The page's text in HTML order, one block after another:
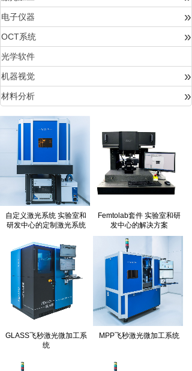
电子仪器 »
OCT系统 »
光学软件
机器视觉 »
材料分析 »
自定义激光系统 实验室和
研发中心的定制激光系统
Femtolab套件 实验室和研
发中心的解决方案
GLASS飞秒激光微加工系
统
MPP飞秒激光微加工系统